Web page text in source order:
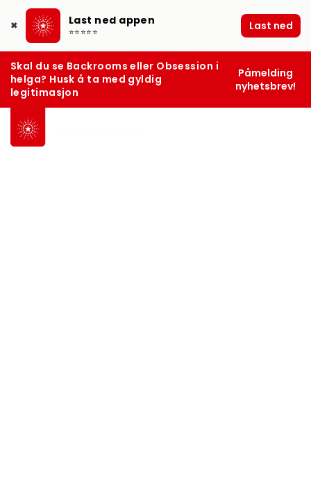
✖ Last ned appen
⭐⭐⭐⭐⭐ Last ned
Skal du se Backrooms eller Obsession i
helga? Husk å ta med gyldig
legitimasjon
Påmelding
nyhetsbrev!